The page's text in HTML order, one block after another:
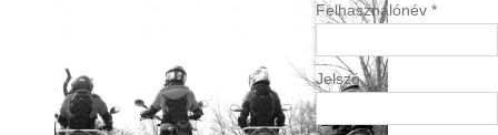
Felhasználónév *
Jelszó *